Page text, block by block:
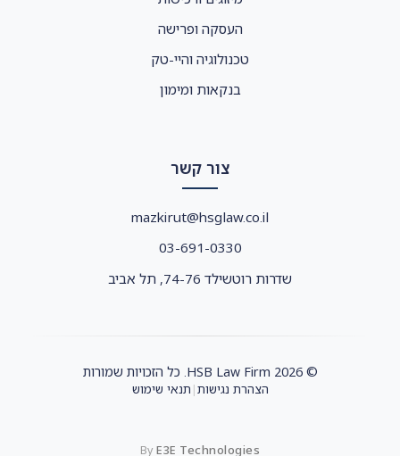
העסקה ופרישה
טכנולוגיה והיי-טק
בנקאות ומימון
צור קשר
mazkirut@hsglaw.co.il
03-691-0330
שדרות רוטשילד 74-76, תל אביב
© 2026 HSB Law Firm. כל הזכויות שמורות
הצהרת נגישות| תנאי שימוש
ByE3E Technologies